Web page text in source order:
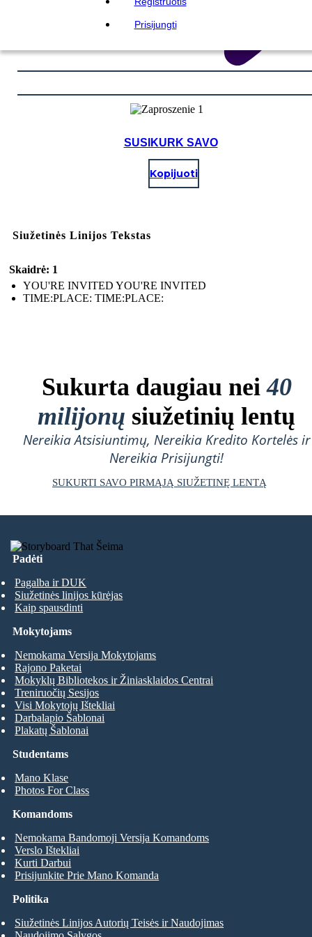
Prisijungti
SUSIKURK SAVO
Kopijuoti
Siužetinės Linijos Tekstas
Skaidrė: 1
YOU'RE INVITED YOU'RE INVITED
TIME:PLACE: TIME:PLACE:
Sukurta daugiau nei40
milijonų siužetinių lentų
Nereikia Atsisiuntimų, Nereikia Kredito Kortelės ir
Nereikia Prisijungti!
SUKURTI SAVO PIRMĄJĄ SIUŽETINĘ LENTĄ
Padėti
Pagalba ir DUK
Siužetinės linijos kūrėjas
Kaip spausdinti
Studentams
Mano Klase
Photos For Class
Mokytojams
Nemokama Versija Mokytojams
Rajono Paketai
Mokyklų Bibliotekos ir Žiniasklaidos Centrai
Treniruočių Sesijos
Visi Mokytojų Ištekliai
Darbalapio Šablonai
Plakatų Šablonai
Komandoms
Nemokama Bandomoji Versija Komandoms
Verslo Ištekliai
Kurti Darbui
Prisijunkite Prie Mano Komanda
Politika
Siužetinės Linijos Autorių Teisės ir Naudojimas